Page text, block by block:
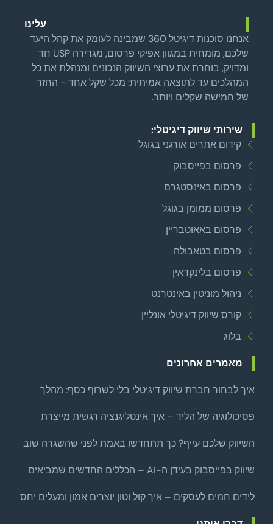
עלינו
אנחנו סוכנות דיגיטל 360 שמבינה לעומק את קהל היעד
שלכם, מומחית במגוון אפיקי פרסום, מגדירה USP חד
ומדויק, בוחרת את ערוצי השיווק הנכונים ומנהלת את כל
המהלכים עד לתוצאה אמיתית: מכל שקל אחד - החזר
של חמישה שקלים ויותר.
שירותי שיווק דיגיטלי:
קידום אתרים אורגני בגוגל
פרסום בפייסבוק
פרסום באינסטגרם
פרסום ממומן בגוגל
פרסום באאוטבריין
פרסום בטאבולה
פרסום בלינקדאין
ניהול מוניטין באינטרנט
קורס שיווק דיגיטלי אונליין
בלוג
מאמרים אחרונים
איך לבחור חברת שיווק דיגיטלי בלי לשרוף כסף: מהלך
פסיכולוגיה של הליד – איך אינטליגנציה רגשית מייצרת
השיווק שלכם עייף? כך תתחדשו באמת לפני שהשגרה שוב
שיווק בפייסבוק בעידן ה-AI – הכללים החדשים שמביאים
לידים חמים לעסקים – איך קול וטון יוצרים אמון ומעלים יחס